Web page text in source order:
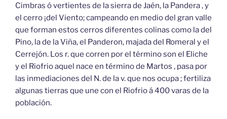
Cimbras ó vertientes de la sierra de Jaén, la Pandera , y
el cerro ¡del Viento; campeando en medio del gran valle
que forman estos cerros diferentes colinas como la del
Pino, la de la Viña, el Panderon, majada del Romeral y el
Cerrejón. Los r. que corren por el término son el Eliche
y el Riofrio aquel nace en término de Martos , pasa por
las inmediaciones del N. de la v. que nos ocupa ; fertiliza
algunas tierras que une con el Riofrio á 400 varas de la
población.